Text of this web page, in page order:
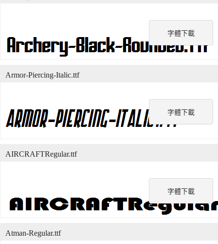
字體下載
字體下載
Armor-Piercing-Italic.ttf
字體下載
AIRCRAFTRegular.ttf
Atman-Regular.ttf